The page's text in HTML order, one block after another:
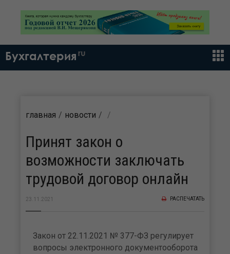
Бухгалтерия ru
главная новости
Принят закон о
возможности заключать
трудовой договор онлайн
23.11.2021 РАСПЕЧАТАТЬ
Закон от 22.11.2021 № 377-ФЗ регулирует
вопросы электронного документооборота